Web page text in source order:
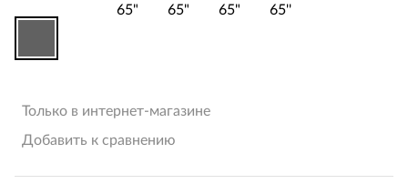
Только в интернет-магазине
Добавить к сравнению